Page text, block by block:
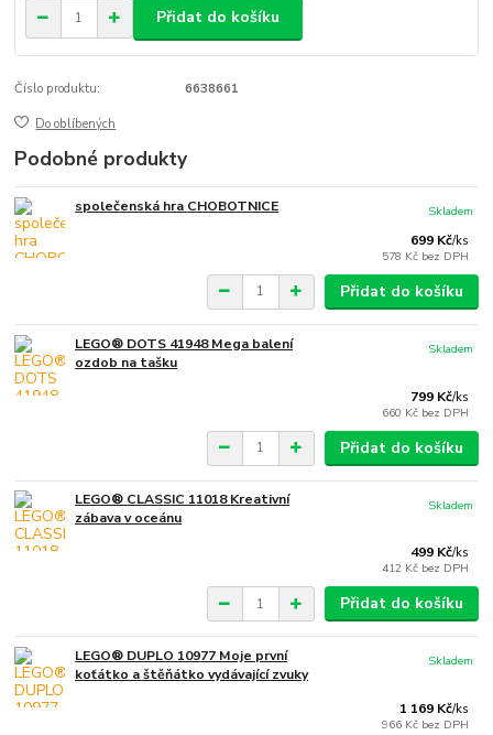
Přidat do košíku
Číslo produktu: 6638661
Do oblíbených
Podobné produkty
společenská hra CHOBOTNICE
699 Kč/ks
578 Kč bez DPH
Skladem
Přidat do košíku
LEGO® DOTS 41948 Mega balení
ozdob na tašku
799 Kč/ks
660 Kč bez DPH
Skladem
Přidat do košíku
LEGO® CLASSIC 11018 Kreativní
zábava v oceánu
499 Kč/ks
412 Kč bez DPH
Skladem
Přidat do košíku
LEGO® DUPLO 10977 Moje první
koťátko a štěňátko vydávající zvuky
1 169 Kč/ks
966 Kč bez DPH
Skladem